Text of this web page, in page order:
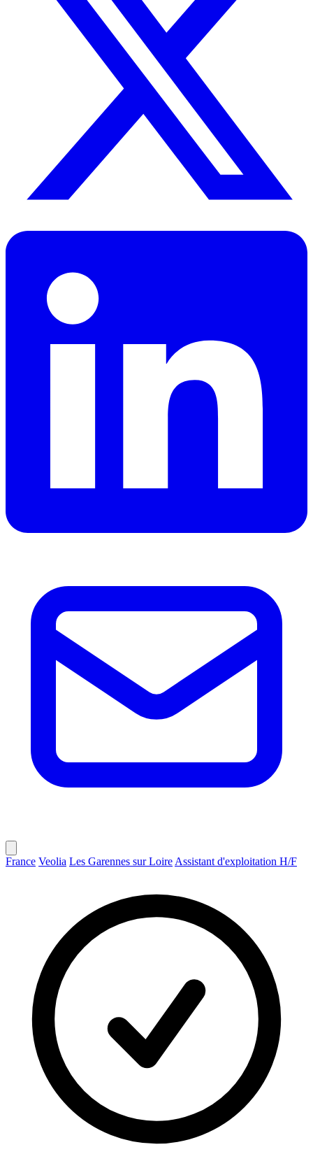
France Veolia Les Garennes sur Loire Assistant d'exploitation H/F